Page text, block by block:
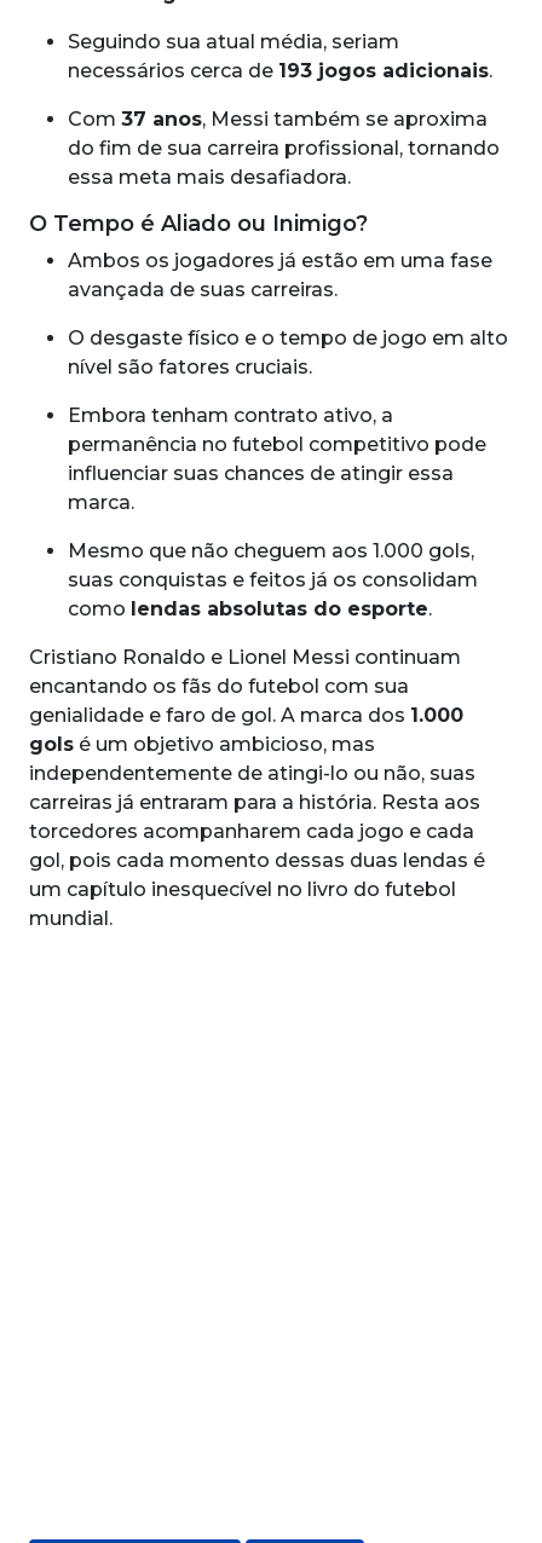
Seguindo sua atual média, seriam
necessários cerca de 193 jogos adicionais.
Com 37 anos, Messi também se aproxima
do fim de sua carreira profissional, tornando
essa meta mais desafiadora.
O Tempo é Aliado ou Inimigo?
Ambos os jogadores já estão em uma fase
avançada de suas carreiras.
O desgaste físico e o tempo de jogo em alto
nível são fatores cruciais.
Embora tenham contrato ativo, a
permanência no futebol competitivo pode
influenciar suas chances de atingir essa
marca.
Mesmo que não cheguem aos 1.000 gols,
suas conquistas e feitos já os consolidam
como lendas absolutas do esporte.
Cristiano Ronaldo e Lionel Messi continuam
encantando os fãs do futebol com sua
genialidade e faro de gol. A marca dos 1.000
gols é um objetivo ambicioso, mas
independentemente de atingi-lo ou não, suas
carreiras já entraram para a história. Resta aos
torcedores acompanharem cada jogo e cada
gol, pois cada momento dessas duas lendas é
um capítulo inesquecível no livro do futebol
mundial.